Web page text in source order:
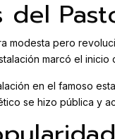
del
modesta pero
marcó el
en el famoso
se hizo pública y